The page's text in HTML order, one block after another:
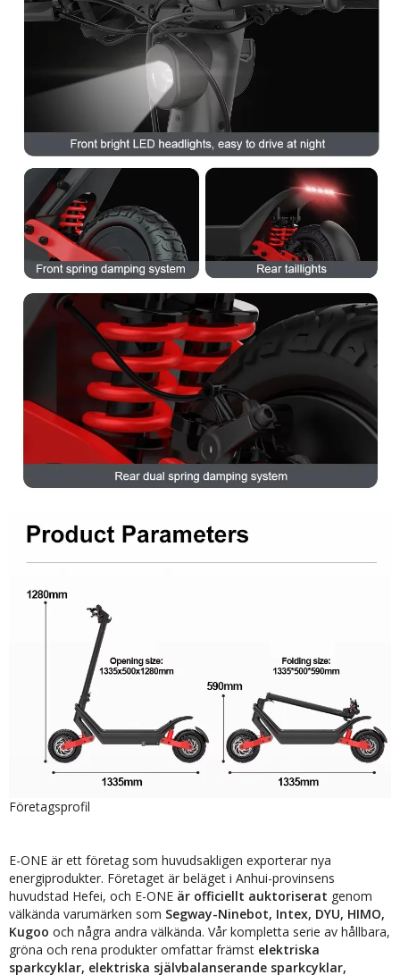
Företagsprofil
E-ONE är ett företag som huvudsakligen exporterar nya
energiprodukter. Företaget är beläget i Anhui-provinsens
huvudstad Hefei, och E-ONE är officiellt auktoriserat genom
välkända varumärken som Segway-Ninebot, Intex, DYU, HIMO,
Kugoo och några andra välkända. Vår kompletta serie av hållbara,
gröna och rena produkter omfattar främst elektriska
sparkcyklar, elektriska självbalanserande sparkcyklar,